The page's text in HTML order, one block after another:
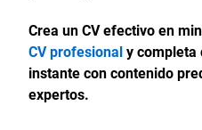
Crea un CV efectivo en
CV profesionaly completa
instante con contenido
expertos.